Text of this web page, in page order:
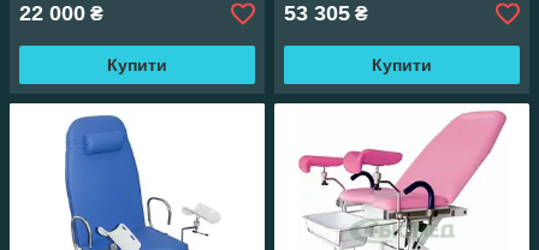
22 000 ₴
Купити
53 305 ₴
Купити